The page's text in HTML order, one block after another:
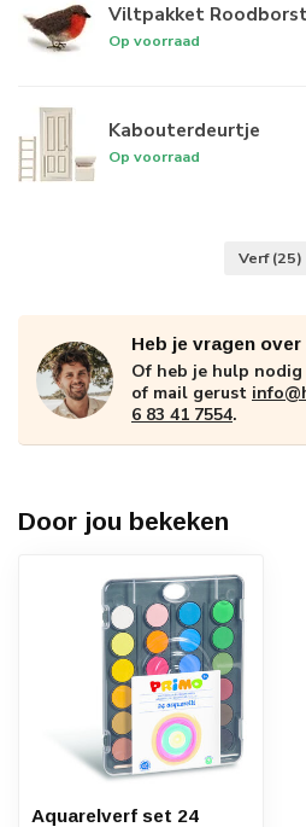
Viltpakket
Op voorraad
Kabouterdeurtje
Op voorraad
Verf(25)
Heb je vragen
Of heb je hulp
of mail gerust
6 83 41 7554.
Door jou bekeken
Aquarelverf set 24